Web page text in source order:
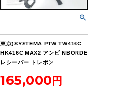
東京)SYSTEMA PTW TW416C
HK416C MAX2 アンビ NBORDE
レシーバー トレポン
165,000